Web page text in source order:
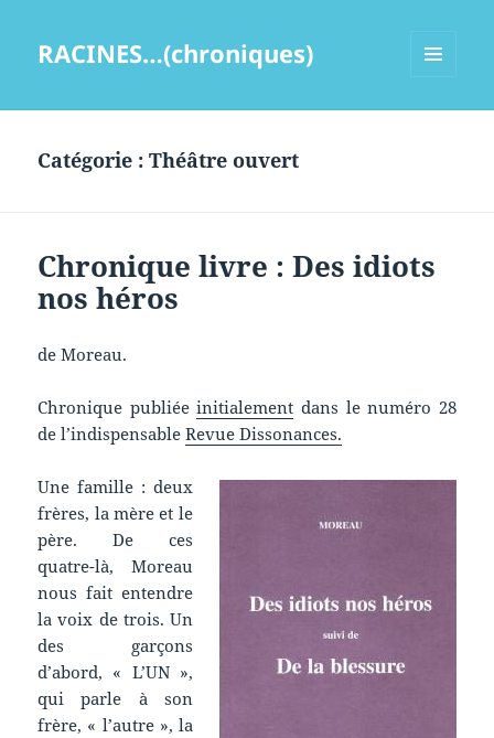
RACINES…(chroniques)
Catégorie :Théâtre ouvert
Chronique livre : Des idiots
nos héros
de Moreau.
Chronique publiéeinitialement dans le numéro 28
de l’indispensableRevue Dissonances.
Une famille : deux
frères, la mère et le
père. De ces
quatre-là, Moreau
nous fait entendre
la voix de trois. Un
des garçons
d’abord, « L’UN »,
qui parle à son
frère, « l’autre », la